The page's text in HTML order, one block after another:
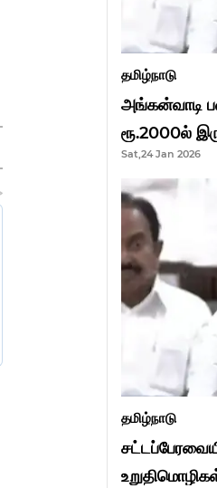
தமிழ்நாடு
அங்கன்வாடி
ரூ.2000ல்
முதல்வர்
Sat,24 Jan 2026
தமிழ்நாடு